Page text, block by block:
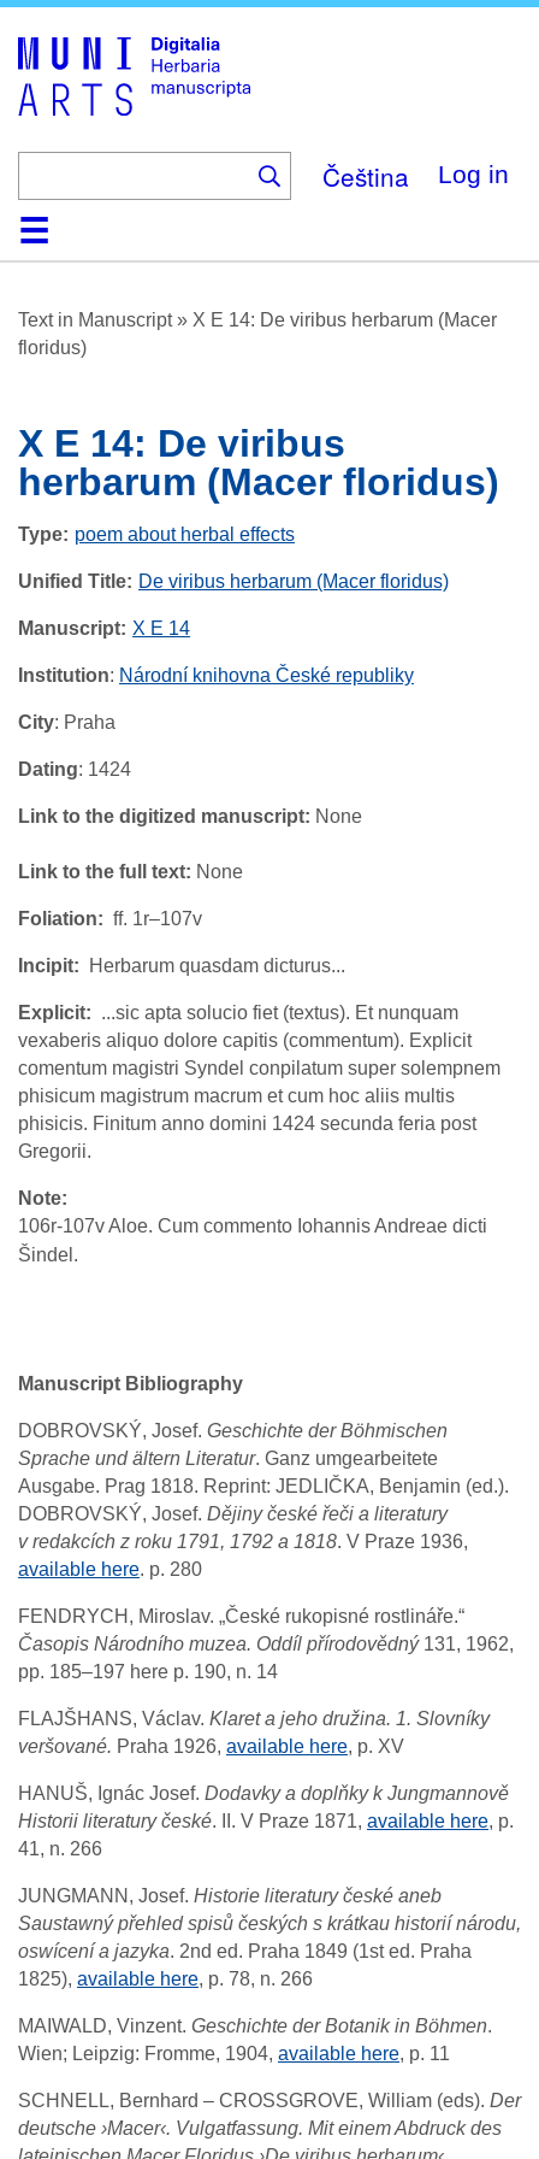
Čeština Log in
HomeBrowse
About
HelpContactDigitalia
Text in Manuscript» X E 14: De viribus herbarum (Macer
floridus)
X E 14: De viribus
herbarum (Macer floridus)
Type poem about herbal effects
Unified Title De viribus herbarum (Macer floridus)
Manuscript X E 14
Institution: Národní knihovna České republiky
City: Praha
Dating: 1424
Link to the digitized manuscript: None
Link to the full text: None
Foliation ff. 1r–107v
Incipit Herbarum quasdam dicturus...
Explicit
...sic apta solucio fiet (textus). Et nunquam
vexaberis aliquo dolore capitis (commentum). Explicit
comentum magistri Syndel conpilatum super solempnem
phisicum magistrum macrum et cum hoc aliis multis
phisicis. Finitum anno domini 1424 secunda feria post
Gregorii.
Note
106r-107v Aloe. Cum commento Iohannis Andreae dicti
Šindel.
Manuscript Bibliography
DOBROVSKÝ, Josef. Geschichte der Böhmischen
Sprache und ältern Literatur. Ganz umgearbeitete
Ausgabe. Prag 1818. Reprint: JEDLIČKA, Benjamin (ed.).
DOBROVSKÝ, Josef. Dějiny české řeči a literatury
v redakcích z roku 1791, 1792 a 1818. V Praze 1936,
available here. p. 280
FENDRYCH, Miroslav. „České rukopisné rostlináře.“
Časopis Národního muzea. Oddíl přírodovědný131, 1962,
pp. 185–197 here p. 190, n. 14
FLAJŠHANS, Václav. Klaret a jeho družina. 1. Slovníky
veršované. Praha 1926, available here, p. XV
HANUŠ, Ignác Josef. Dodavky a doplňky k Jungmannově
Historii literatury české. II. V Praze 1871, available here, p.
41, n. 266
JUNGMANN, Josef. Historie literatury české aneb
Saustawný přehled spisů českých s krátkau historií národu,
oswícení a jazyka. 2nd ed. Praha 1849 (1st ed. Praha
1825), available here, p. 78, n. 266
MAIWALD, Vinzent. Geschichte der Botanik in Böhmen.
Wien; Leipzig: Fromme, 1904, available here, p. 11
SCHNELL, Bernhard – CROSSGROVE, William (eds). Der
deutsche ›Macer‹. Vulgatfassung. Mit einem Abdruck des